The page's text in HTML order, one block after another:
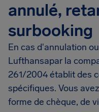
annulé,
surbooking
En cas d'annulation
Lufthansapar la
261/2004 établit des
spécifiques. Vous
forme de chèque, de